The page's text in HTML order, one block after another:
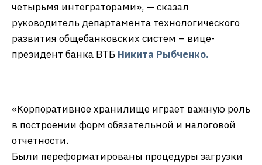
четырьмя интеграторами», — сказал
руководитель департамента технологического
развития общебанковских систем – вице-
президент банка ВТБ Никита Рыбченко.
«Корпоративное хранилище играет важную роль
в построении форм обязательной и налоговой
отчетности.
Были переформатированы процедуры загрузки